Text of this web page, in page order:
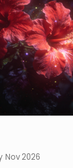
Nov 2026